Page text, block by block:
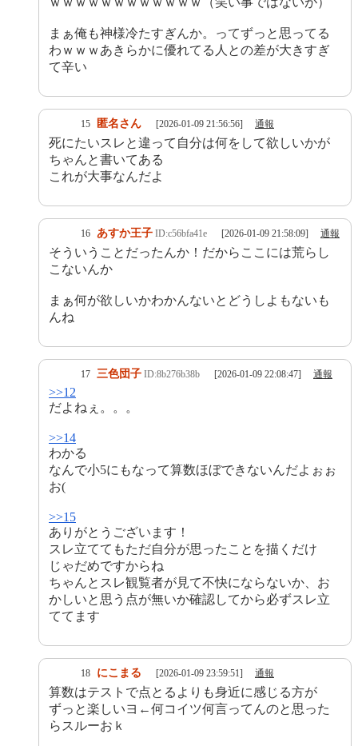
まぁ俺も神様冷たすぎんか。ってずっと思ってる
わｗｗｗあきらかに優れてる人との差が大きすぎ
て辛い
15 匿名さん [2026-01-09 21:56:56] 通報
死にたいスレと違って自分は何をして欲しいかが
ちゃんと書いてある
これが大事なんだよ
16 あすか王子 ID:c56bfa41e [2026-01-09 21:58:09] 通報
そういうことだったんか！だからここには荒らし
こないんか
まぁ何が欲しいかわかんないとどうしよもないも
んね
17 三色団子 ID:8b276b38b [2026-01-09 22:08:47] 通報
>>12
だよねぇ。。。
>>14
わかる
なんで小5にもなって算数ほぼできないんだよぉぉ
お(
>>15
ありがとうございます！
スレ立ててもただ自分が思ったことを描くだけ
じゃだめですからね
ちゃんとスレ観覧者が見て不快にならないか、お
かしいと思う点が無いか確認してから必ずスレ立
ててます
18 にこまる [2026-01-09 23:59:51] 通報
算数はテストで点とるよりも身近に感じる方が
ずっと楽しいヨ←何コイツ何言ってんのと思った
らスルーおｋ